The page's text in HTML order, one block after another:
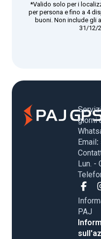
*Valido solo per i
per persona e fino a 4
buoni. Non include gli
31/12/
giorni
Email :
Lun. -
PAJ